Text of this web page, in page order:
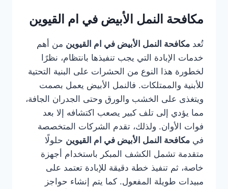
مكافحة النمل الأبيض في ام القيوين
تُعد مكافحة النمل الأبيض في ام القيوين من أهم
خدمات الإبادة التي يجب تنفيذها بانتظام، نظرًا
لخطورة هذا النوع من الحشرات على البنية التحتية
للأبنية والممتلكات. فالنمل الأبيض يعمل بصمت
ويتغذى على الخشب والورق وحتى الجدران الجافة،
مما يؤدي إلى تلف كبير يصعب اكتشافه إلا بعد
فوات الأوان. ولذلك، تقدم الشركات المتخصصة
في مكافحة النمل الأبيض في ام القيوين حلولًا
متقدمة تشمل الكشف المبكر باستخدام أجهزة
خاصة، ثم تنفيذ خطة دقيقة للإبادة تعتمد على
مبيدات طويلة المفعول. كما يتم إنشاء حواجز